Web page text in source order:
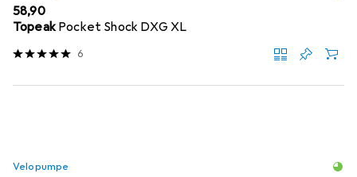
EUR
58,90
Topeak Pocket Shock DXG XL
6
Velopumpe